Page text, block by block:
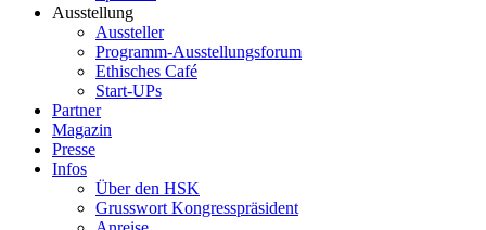
Ausstellung
Aussteller
Programm-Ausstellungsforum
Ethisches Café
Start-UPs
Partner
Magazin
Presse
Infos
Über den HSK
Grusswort Kongresspräsident